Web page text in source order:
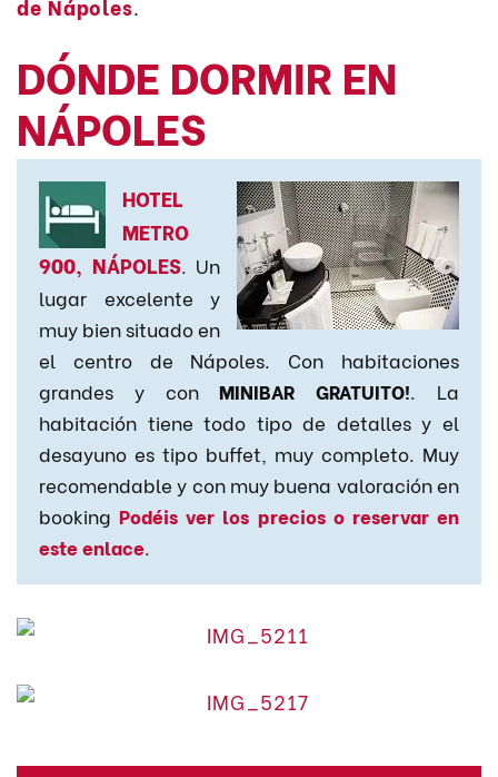
de Nápoles.
DÓNDE DORMIR EN
NÁPOLES
HOTEL
METRO
900, NÁPOLES. Un
lugar excelente y
muy bien situado en
el centro de Nápoles. Con habitaciones
grandes y conMINIBAR GRATUITO!. La
habitación tiene todo tipo de detalles y el
desayuno es tipo buffet, muy completo. Muy
recomendable y con muy buena valoración en
bookingPodéis ver los precios o reservar en
este enlace.